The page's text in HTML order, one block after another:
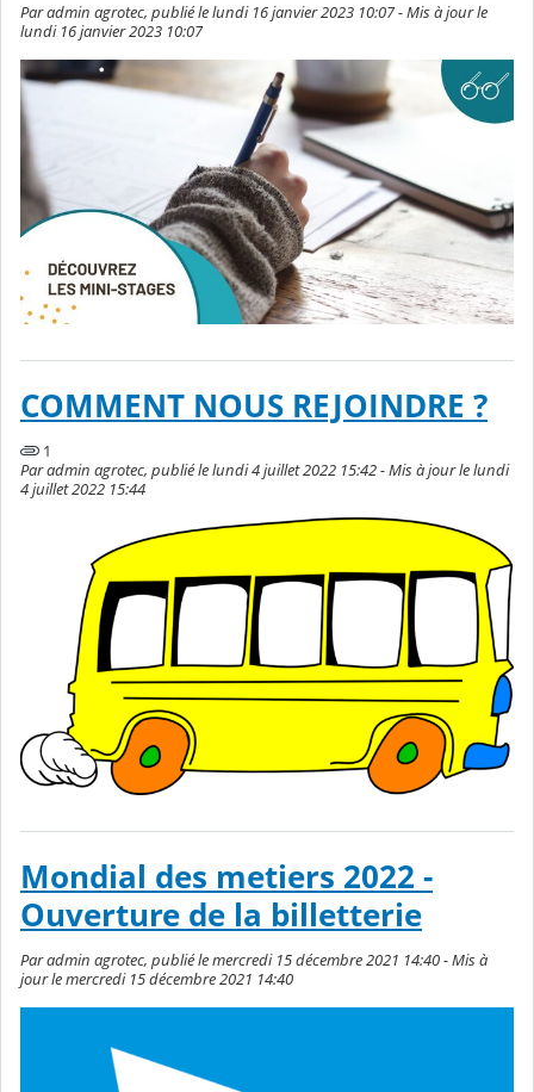
Par admin agrotec, publié le lundi 16 janvier 2023 10:07 - Mis à jour le
lundi 16 janvier 2023 10:07
COMMENT NOUS REJOINDRE ?
1
Par admin agrotec, publié le lundi 4 juillet 2022 15:42 - Mis à jour le lundi
4 juillet 2022 15:44
Mondial des metiers 2022 -
Ouverture de la billetterie
Par admin agrotec, publié le mercredi 15 décembre 2021 14:40 - Mis à
jour le mercredi 15 décembre 2021 14:40